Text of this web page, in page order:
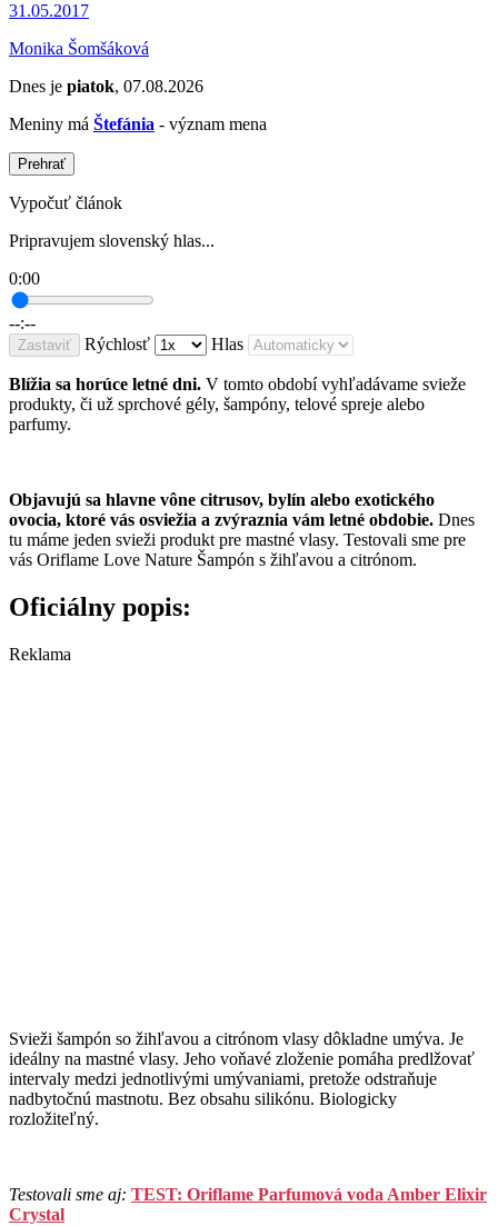
31.05.2017
Monika Šomšáková
Dnes je piatok, 07.08.2026
Meniny má Štefánia - význam mena
Prehrať
Vypočuť článok
Pripravujem slovenský hlas...
0:00
--:--
Zastaviť Rýchlosť Hlas
Blížia sa horúce letné dni. V tomto období vyhľadávame svieže
produkty, či už sprchové gély, šampóny, telové spreje alebo
parfumy.
Objavujú sa hlavne vône citrusov, bylín alebo exotického
ovocia, ktoré vás osviežia a zvýraznia vám letné obdobie. Dnes
tu máme jeden svieži produkt pre mastné vlasy. Testovali sme pre
vás Oriflame Love Nature Šampón s žihľavou a citrónom.
Oficiálny popis:
Reklama
Svieži šampón so žihľavou a citrónom vlasy dôkladne umýva. Je
ideálny na mastné vlasy. Jeho voňavé zloženie pomáha predlžovať
intervaly medzi jednotlivými umývaniami, pretože odstraňuje
nadbytočnú mastnotu. Bez obsahu silikónu. Biologicky
rozložiteľný.
Testovali sme aj: TEST: Oriflame Parfumová voda Amber Elixir
Crystal